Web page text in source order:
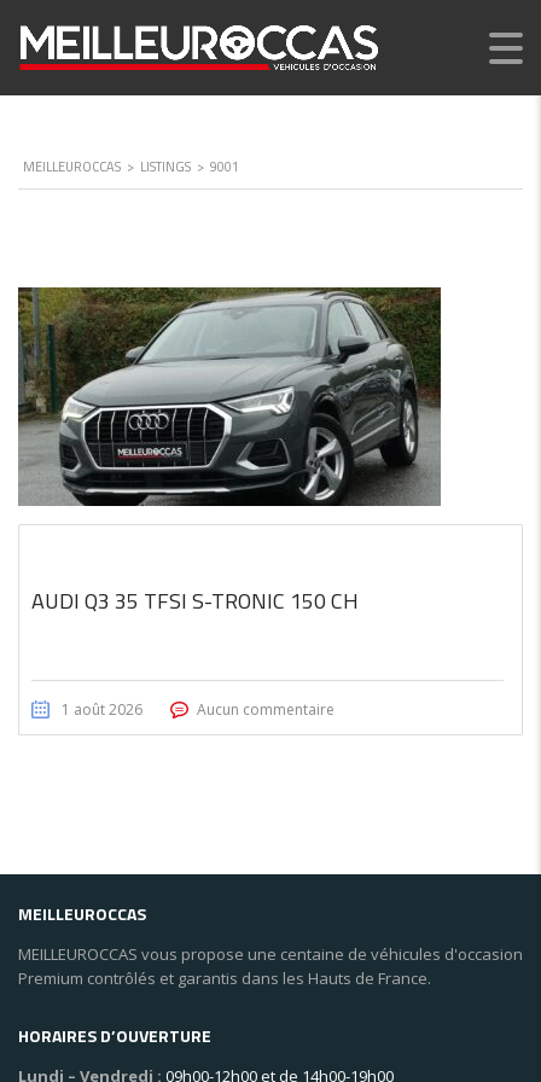
MEILLEUROCCAS > LISTINGS > 9001
AUDI Q3 35 TFSI S-TRONIC 150 CH
1 août 2026 Aucun commentaire
MEILLEUROCCAS
MEILLEUROCCAS vous propose une centaine de véhicules d'occasion
Premium contrôlés et garantis dans les Hauts de France.
HORAIRES D’OUVERTURE
Lundi – Vendredi : 09h00-12h00 et de 14h00-19h00